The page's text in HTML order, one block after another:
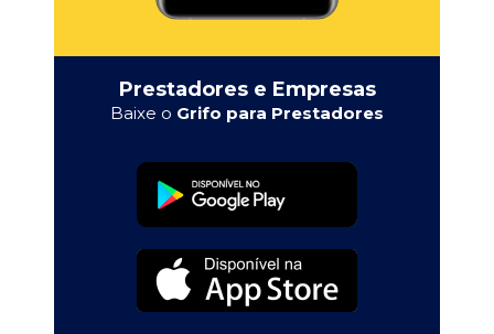
Prestadores e Empresas
Baixe o Grifo para Prestadores